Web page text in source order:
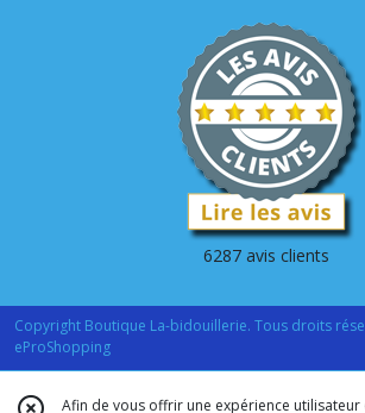
6287 avis clients
Copyright Boutique La-bidouillerie. Tous droits
eProShopping
Afin de vous offrir une expérience